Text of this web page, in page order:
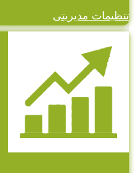
تنظیمات مدیریتی